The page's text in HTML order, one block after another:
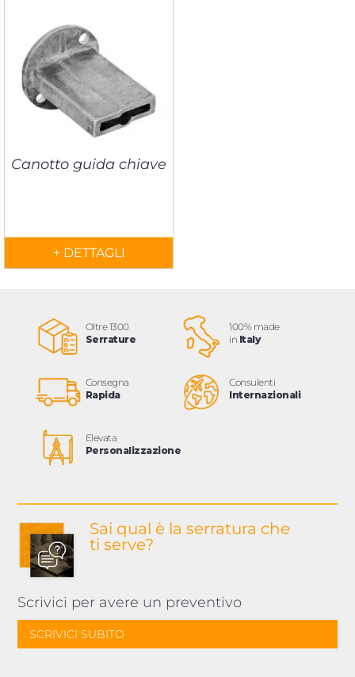
Canotto guida chiave
+ DETTAGLI
Oltre 1300
Serrature
100% made
in Italy
Consegna
Rapida
Consulenti
Internazionali
Elevata
Personalizzazione
Sai qual è la serratura che
ti serve?
Scrivici per avere un preventivo
SCRIVICI SUBITO